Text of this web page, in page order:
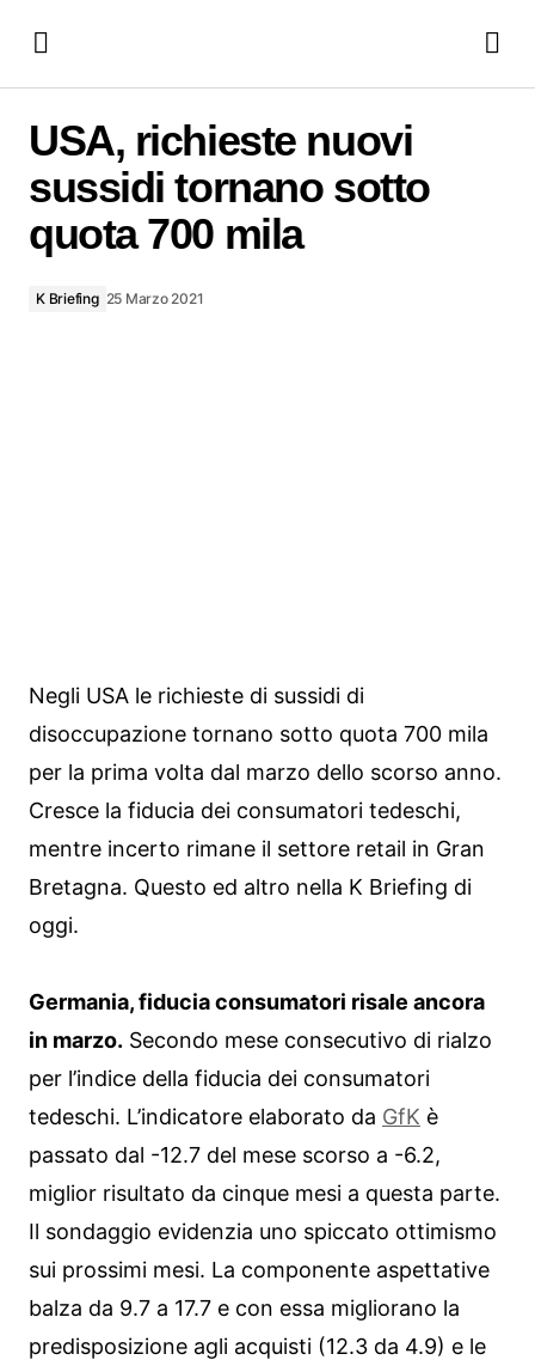
USA, richieste nuovi
sussidi tornano sotto
quota 700 mila
K Briefing 25 Marzo 2021
Negli USA le richieste di sussidi di
disoccupazione tornano sotto quota 700 mila
per la prima volta dal marzo dello scorso anno.
Cresce la fiducia dei consumatori tedeschi,
mentre incerto rimane il settore retail in Gran
Bretagna. Questo ed altro nella K Briefing di
oggi.
Germania, fiducia consumatori risale ancora
in marzo. Secondo mese consecutivo di rialzo
per l’indice della fiducia dei consumatori
tedeschi. L’indicatore elaborato da GfK è
passato dal -12.7 del mese scorso a -6.2,
miglior risultato da cinque mesi a questa parte.
Il sondaggio evidenzia uno spiccato ottimismo
sui prossimi mesi. La componente aspettative
balza da 9.7 a 17.7 e con essa migliorano la
predisposizione agli acquisti (12.3 da 4.9) e le